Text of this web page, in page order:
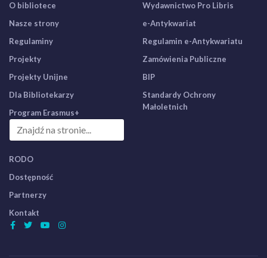
O bibliotece
Nasze strony
Regulaminy
Projekty
Projekty Unijne
Dla Bibliotekarzy
Program Erasmus+
Wydawnictwo Pro Libris
e-Antykwariat
Regulamin e-Antykwariatu
Zamówienia Publiczne
BIP
Standardy Ochrony
Małoletnich
RODO
Dostępność
Partnerzy
Kontakt